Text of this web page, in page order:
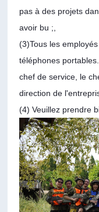
pas à des projets
avoir bu ;,
(3)Tous les
téléphones
chef de service, le
direction de
(4) Veuillez prendre